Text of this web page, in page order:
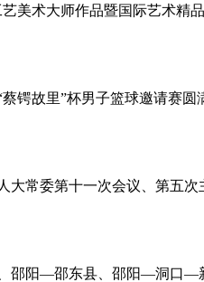
美术大师作品暨国际艺术
锷故里”杯男子篮球邀请赛
大常委第十一次会议、第五
邵阳—邵东县、邵阳—洞口